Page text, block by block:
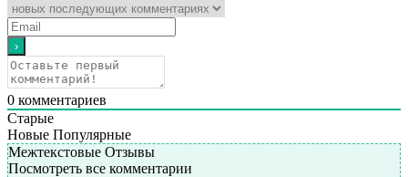
0 комментариев
Старые
Новые Популярные
Межтекстовые Отзывы
Посмотреть все комментарии